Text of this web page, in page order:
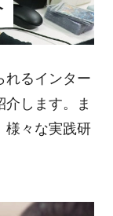
れるインター
します。ま
様々な実践研